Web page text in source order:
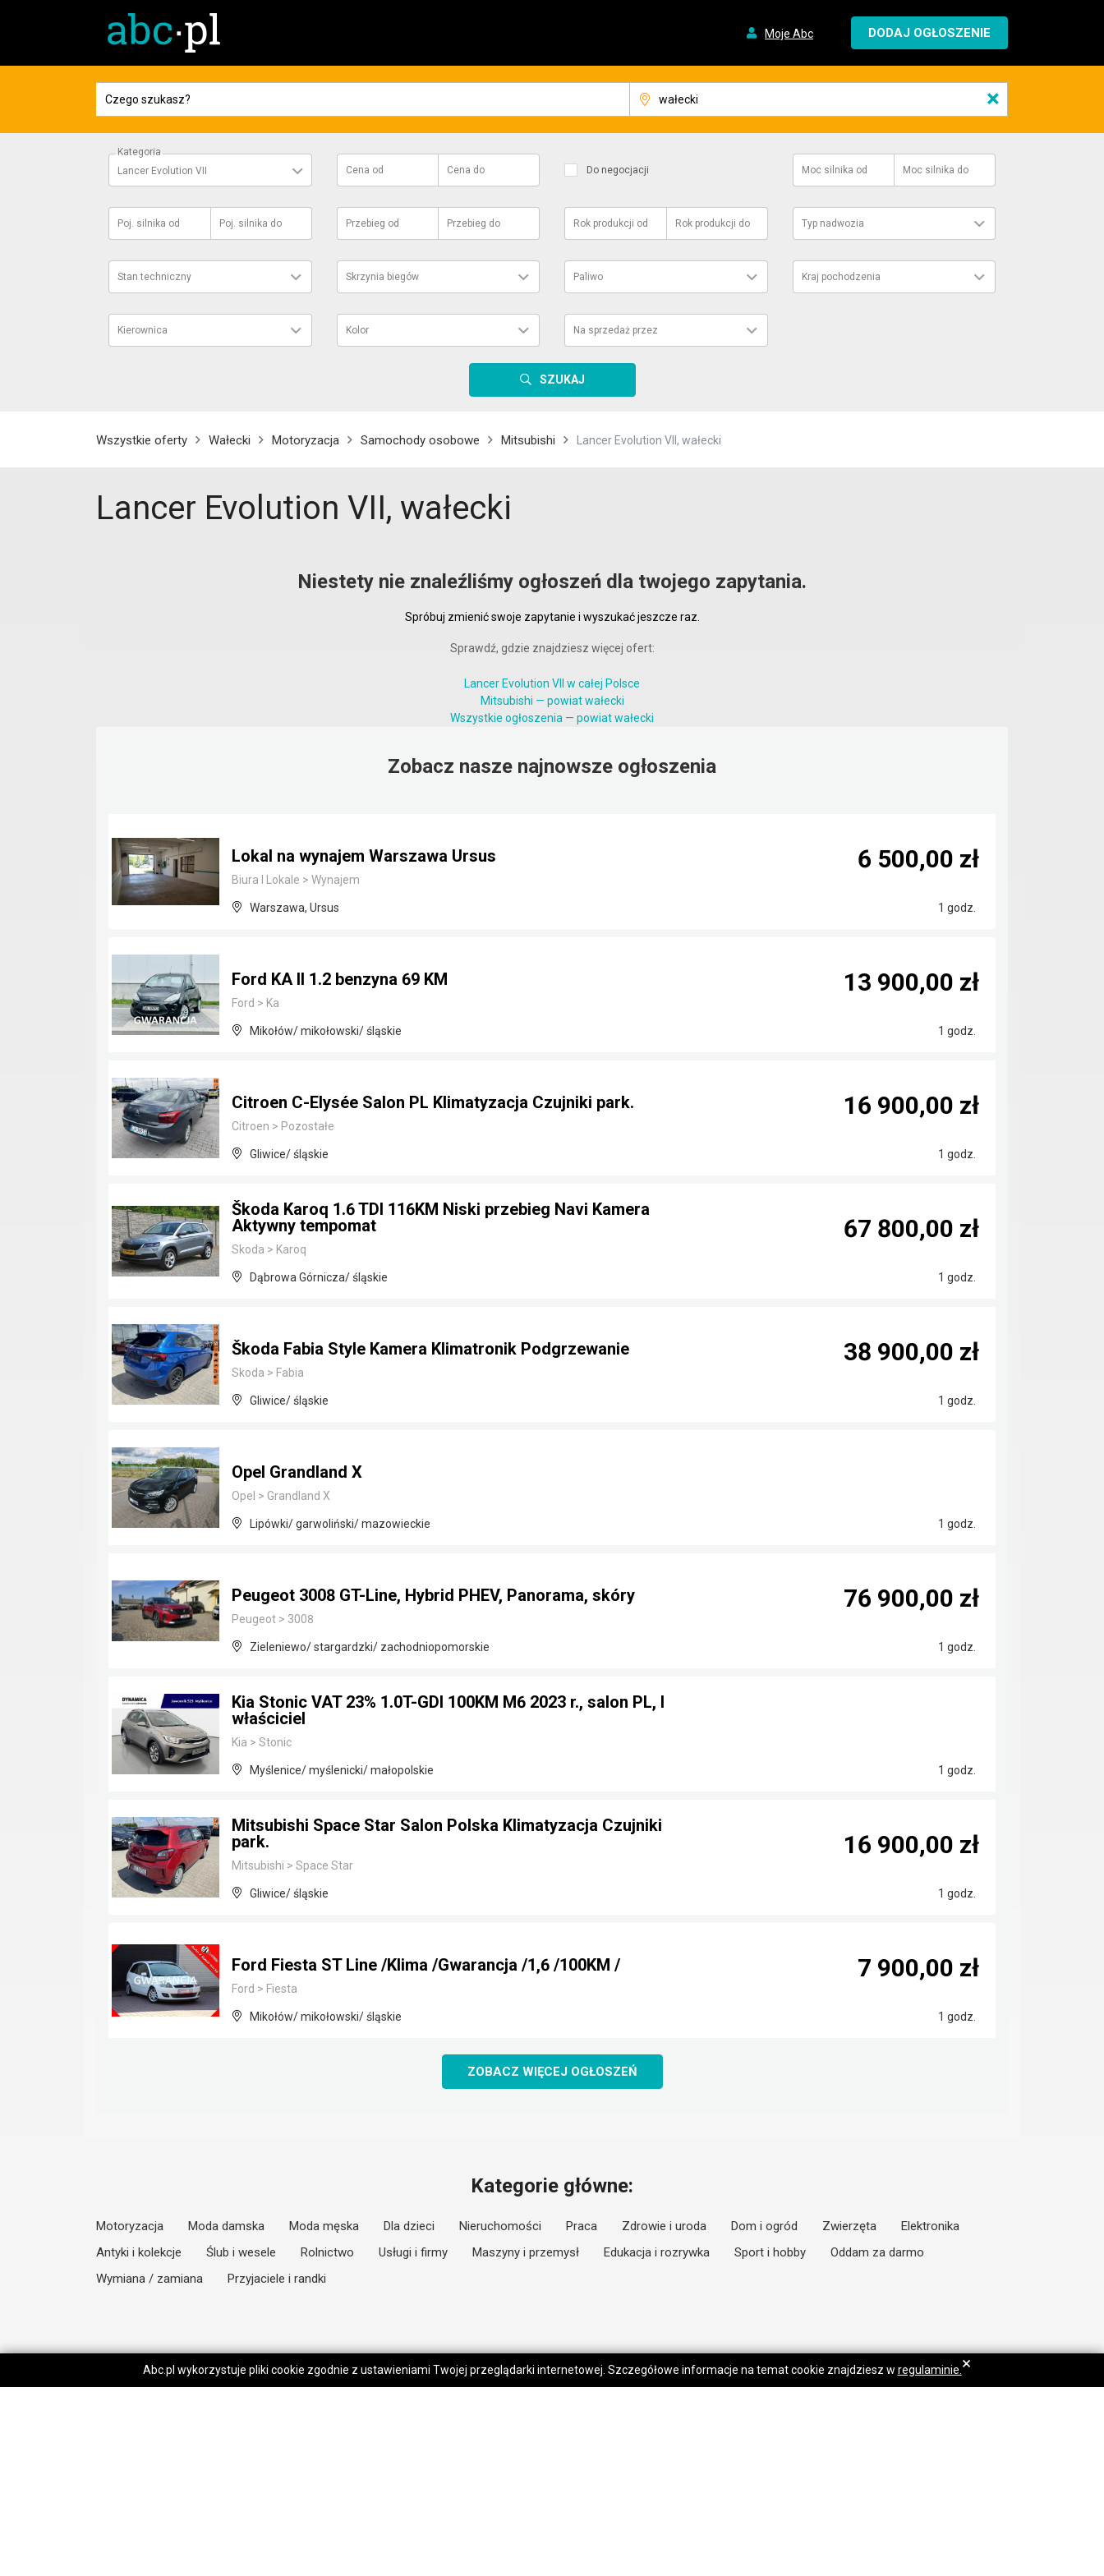
Moje Abc DODAJ OGŁOSZENIE
×
Kategoria
Lancer Evolution VII
Cena od Cena do Do negocjacji Moc silnika od Moc silnika do
Poj. silnika od Poj. silnika do Przebieg od Przebieg do Rok produkcji od Rok produkcji do Typ nadwozia
Stan techniczny Skrzynia biegów Paliwo Kraj pochodzenia
Kierownica Kolor Na sprzedaż przez
SZUKAJ
Wszystkie oferty Wałecki Motoryzacja Samochody osobowe Mitsubishi Lancer Evolution VII, wałecki
Lancer Evolution VII, wałecki
Niestety nie znaleźliśmy ogłoszeń dla twojego zapytania.
Spróbuj zmienić swoje zapytanie i wyszukać jeszcze raz.
Sprawdź, gdzie znajdziesz więcej ofert:
Lancer Evolution VII w całej Polsce
Mitsubishi — powiat wałecki
Wszystkie ogłoszenia — powiat wałecki
Zobacz nasze najnowsze ogłoszenia
Lokal na wynajem Warszawa Ursus
Biura I Lokale > Wynajem
Warszawa, Ursus 1 godz.
6 500,00 zł
Ford KA II 1.2 benzyna 69 KM
Ford > Ka
Mikołów/ mikołowski/ śląskie 1 godz.
13 900,00 zł
Citroen C-Elysée Salon PL Klimatyzacja Czujniki park.
Citroen > Pozostałe
Gliwice/ śląskie 1 godz.
16 900,00 zł
Škoda Karoq 1.6 TDI 116KM Niski przebieg Navi Kamera
Aktywny tempomat
Skoda > Karoq
Dąbrowa Górnicza/ śląskie 1 godz.
67 800,00 zł
Škoda Fabia Style Kamera Klimatronik Podgrzewanie
Skoda > Fabia
Gliwice/ śląskie 1 godz.
38 900,00 zł
Opel Grandland X
Opel > Grandland X
Lipówki/ garwoliński/ mazowieckie 1 godz.
Peugeot 3008 GT-Line, Hybrid PHEV, Panorama, skóry
Peugeot > 3008
Zieleniewo/ stargardzki/ zachodniopomorskie 1 godz.
76 900,00 zł
Kia Stonic VAT 23% 1.0T-GDI 100KM M6 2023 r., salon PL, I
właściciel
Kia > Stonic
Myślenice/ myślenicki/ małopolskie 1 godz.
Mitsubishi Space Star Salon Polska Klimatyzacja Czujniki
park.
Mitsubishi > Space Star
Gliwice/ śląskie 1 godz.
16 900,00 zł
Ford Fiesta ST Line /Klima /Gwarancja /1,6 /100KM /
Ford > Fiesta
Mikołów/ mikołowski/ śląskie 1 godz.
7 900,00 zł
ZOBACZ WIĘCEJ OGŁOSZEŃ
Kategorie główne:
Motoryzacja Moda damska Moda męska Dla dzieci Nieruchomości Praca Zdrowie i uroda Dom i ogród Zwierzęta
Elektronika
Antyki i kolekcje
Ślub i wesele Rolnictwo Usługi i firmy Maszyny i przemysł Edukacja i rozrywka Sport i hobby
Oddam za darmo
Wymiana / zamiana
Przyjaciele i randki
Abc.pl wykorzystuje pliki cookie zgodnie z ustawieniami Twojej przeglądarki internetowej. Szczegółowe informacje na temat cookie znajdziesz w regulaminie. ×